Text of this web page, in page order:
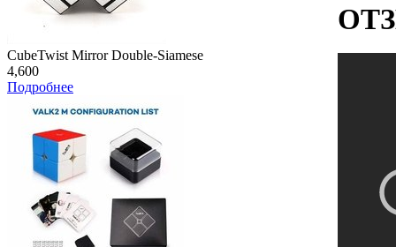
CubeTwist Mirror Double-Siamese
4,600
Подробнее